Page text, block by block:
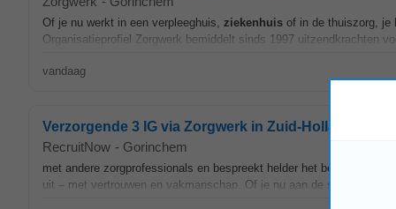
Of je nu werkt in een verpleeghuis, ziekenhuis of in de thuiszorg, je
Organisatieprofiel Zorgwerk bemiddelt sinds 1997 uitzendkrachten
vandaag
Verzorgende 3 IG via Zorgwerk in Zuid-Holland,
RecruitNow - Gorinchem
met andere zorgprofessionals en bespreekt helder het
uit – met vertrouwen en vakmanschap. Of je nu aan de slag gaat in